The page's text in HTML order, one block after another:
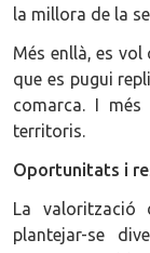
la millora de la
Més enllà, es vol
que es pugui
comarca. I
territoris.
Oportunitats i
La valorització
plantejar-se